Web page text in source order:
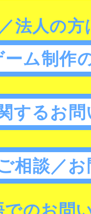
法人の方
ーム制作
するお
相談／
のお問